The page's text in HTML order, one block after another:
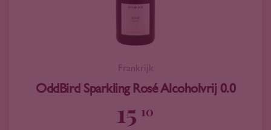
Frankrijk
OddBird Sparkling Rosé Alcoholvrij 0.0
15 10